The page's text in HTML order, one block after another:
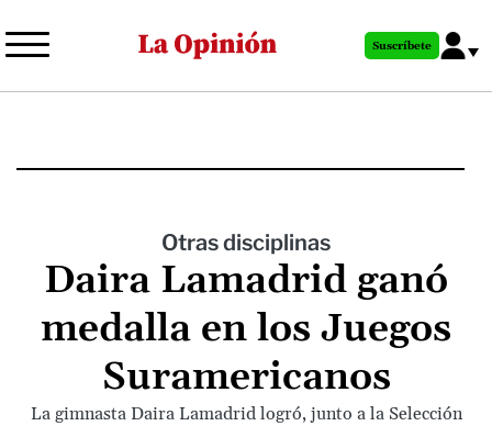
al
principal
Suscríbete
Otras disciplinas
Daira Lamadrid ganó
medalla en los Juegos
Suramericanos
La gimnasta Daira Lamadrid logró, junto a la Selección